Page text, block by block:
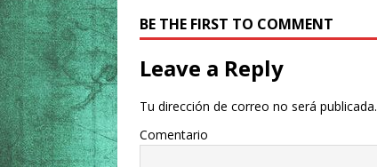
BE THE FIRST TO COMMENT
Leave a Reply
Tu dirección de correo no será publicada.
Comentario